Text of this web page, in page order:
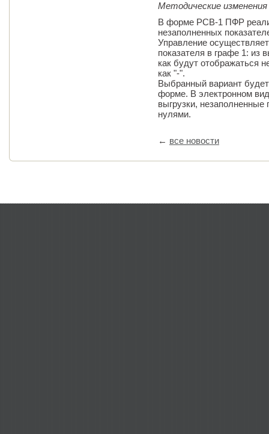
Методические изменения
В форме РСВ-1 ПФР
незаполненных
Управление
показателя в графе 1:
как будут отображаться
как "-".
Выбранный вариант
форме. В электронном
выгрузки, незаполненные
нулями.
← все новости